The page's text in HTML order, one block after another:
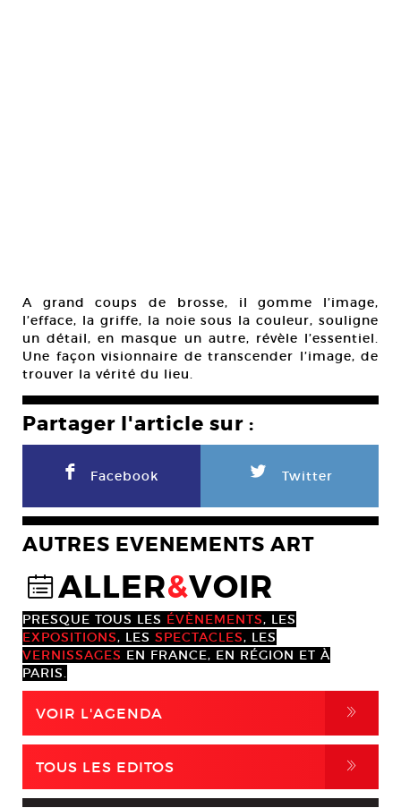
A grand coups de brosse, il gomme l’image,
l’efface, la griffe, la noie sous la couleur, souligne
un détail, en masque un autre, révèle l’essentiel.
Une façon visionnaire de transcender l’image, de
trouver la vérité du lieu.
Partager l'article sur :
F Facebook L Twitter
AUTRES EVENEMENTS ART
@ALLER&VOIR
PRESQUE TOUS LES ÉVÈNEMENTS, LES
EXPOSITIONS, LES SPECTACLES, LES
VERNISSAGES EN FRANCE, EN RÉGION ET À
PARIS.
VOIR L'AGENDA ,
TOUS LES EDITOS ,